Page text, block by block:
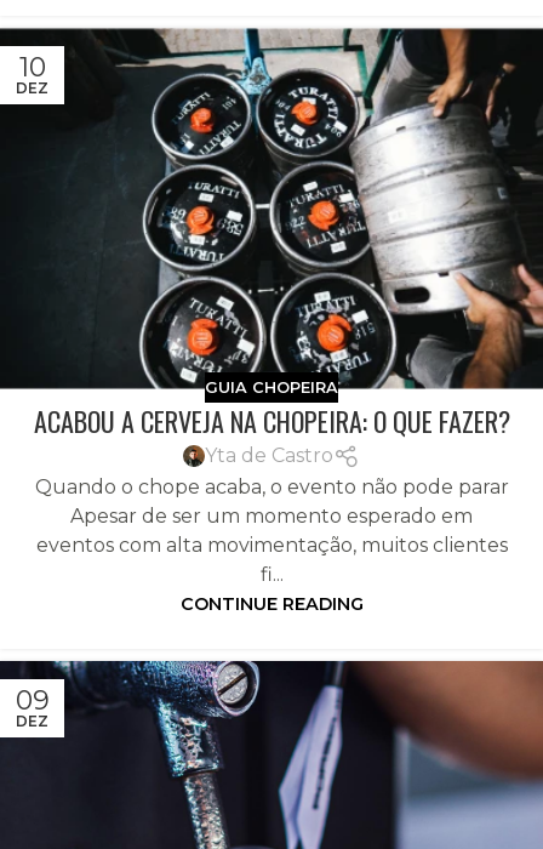
10
DEZ
GUIA CHOPEIRA
ACABOU A CERVEJA NA CHOPEIRA: O QUE FAZER?
Yta de Castro
Quando o chope acaba, o evento não pode parar
Apesar de ser um momento esperado em
eventos com alta movimentação, muitos clientes
fi...
CONTINUE READING
09
DEZ